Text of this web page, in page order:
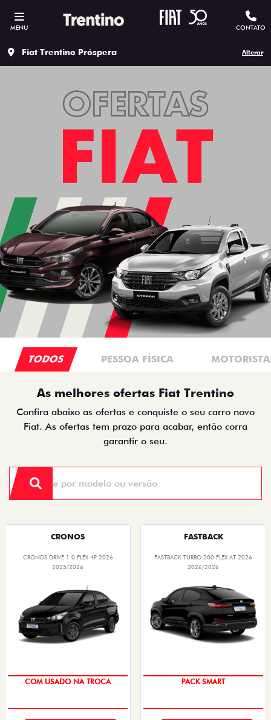
MENU CONTATO
Fiat Trentino Próspera Alterar
TODOS PESSOA FÍSICA
As melhores ofertas Fiat Trentino
Confira abaixo as ofertas e conquiste o seu carro novo
Fiat. As ofertas tem prazo para acabar, então corra
garantir o seu.
CRONOS
CRONOS DRIVE 1.0 FLEX 4P 2026
2025/2026
COM USADO NA TROCA
FASTBACK
FASTBACK TURBO 200 FLEX AT 2026
2026/2026
PACK SMART